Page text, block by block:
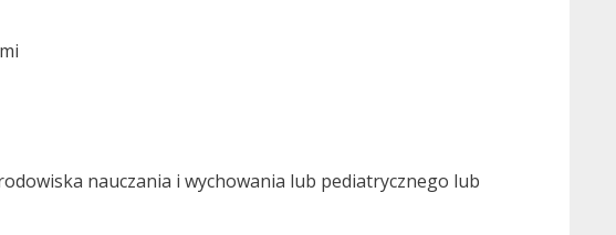
nauczania i wychowania lub pediatrycznego lub